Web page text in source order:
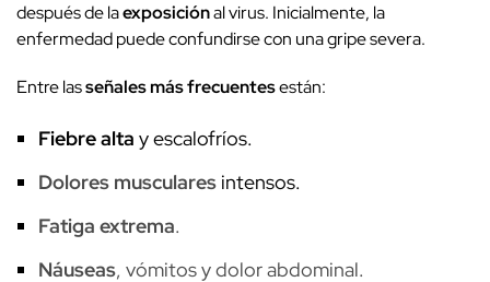
después de laexposiciónal virus. Inicialmente, la
enfermedad puede confundirse con una gripe severa.
Entre lasseñales más frecuentesestán:
Fiebre alta y escalofríos.
Dolores musculares intensos.
Fatiga extrema.
Náuseas, vómitos y dolor abdominal.